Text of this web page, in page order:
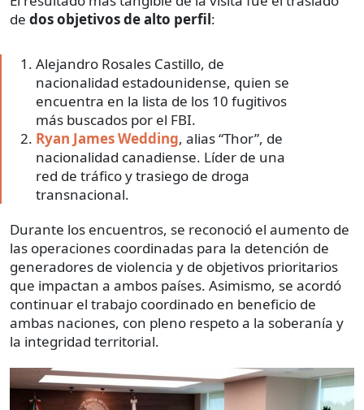
de dos objetivos de alto perfil:
Alejandro Rosales Castillo, de
nacionalidad estadounidense, quien se
encuentra en la lista de los 10 fugitivos
más buscados por el FBI.
Ryan James Wedding, alias “Thor”, de
nacionalidad canadiense. Líder de una
red de tráfico y trasiego de droga
transnacional.
Durante los encuentros, se reconoció el aumento de
las operaciones coordinadas para la detención de
generadores de violencia y de objetivos prioritarios
que impactan a ambos países. Asimismo, se acordó
continuar el trabajo coordinado en beneficio de
ambas naciones, con pleno respeto a la soberanía y
la integridad territorial.